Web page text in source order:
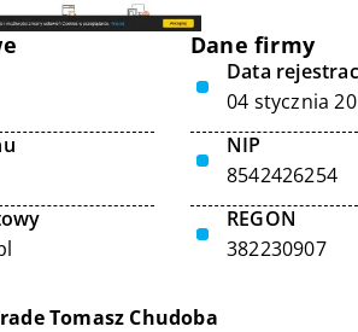
Dane firmy
Data
04 stycznia
NIP
8542426254
REGON
382230907
Tomasz Chudoba